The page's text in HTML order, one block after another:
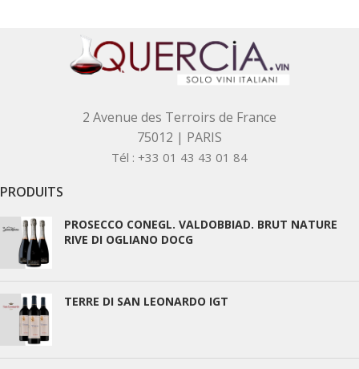
2 Avenue des Terroirs de France
75012 | PARIS
Tél : +33 01 43 43 01 84
PRODUITS
PROSECCO CONEGL. VALDOBBIAD. BRUT NATURE
RIVE DI OGLIANO DOCG
TERRE DI SAN LEONARDO IGT